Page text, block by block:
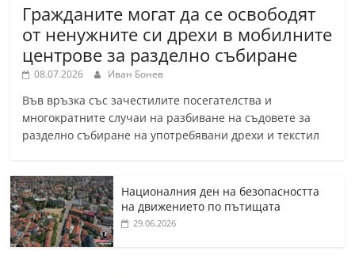
Гражданите могат да се освободят
от ненужните си дрехи в мобилните
центрове за разделно събиране
08.07.2026 Иван Бонев
Във връзка със зачестилите посегателства и
многократните случаи на разбиване на съдовете за
разделно събиране на употребявани дрехи и текстил
Националния ден на безопасността
на движението по пътищата
29.06.2026